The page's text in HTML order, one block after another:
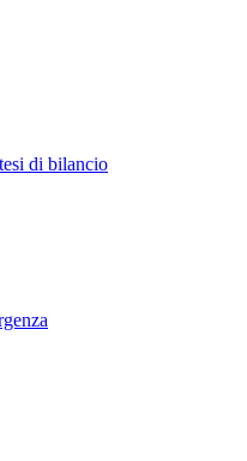
di bilancio